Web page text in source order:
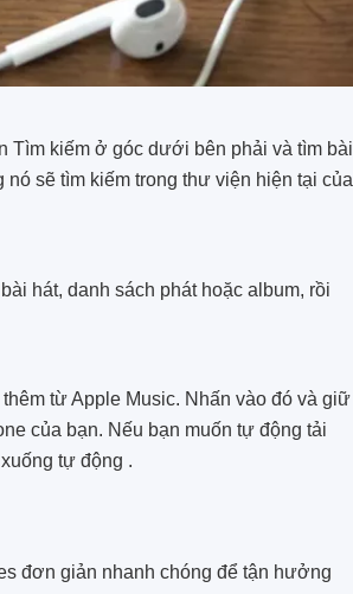
Tìm kiếm ở góc dưới bên phải và tìm bài
sẽ tìm kiếm trong thư viện hiện tại của
hát, danh sách phát hoặc album, rồi
từ Apple Music. Nhấn vào đó và giữ
của bạn. Nếu bạn muốn tự động tải
tự động .
đơn giản nhanh chóng để tận hưởng